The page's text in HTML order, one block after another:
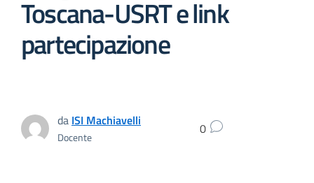
Toscana-USRT e link
partecipazione
da ISI Machiavelli
Docente 0